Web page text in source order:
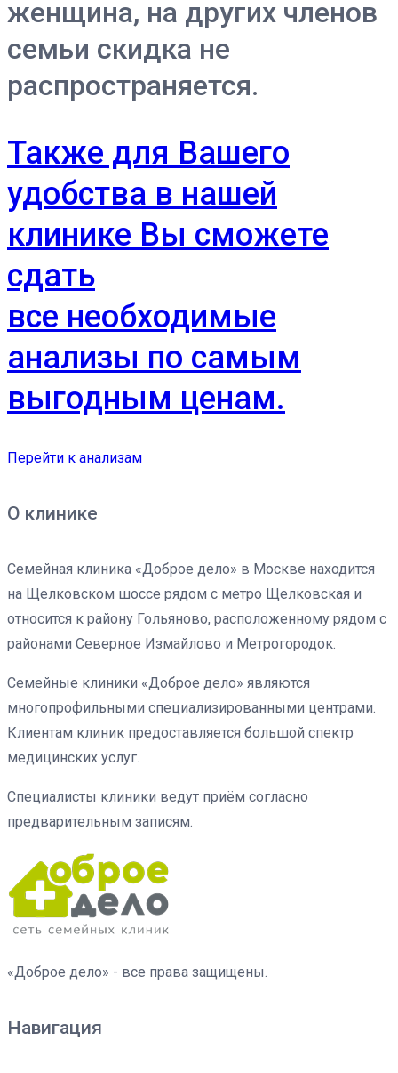
женщина, на других членов
семьи скидка не
распространяется.
Также для Вашего
удобства в нашей
клинике Вы сможете
сдать
все необходимые
анализы по самым
выгодным ценам.
Перейти к анализам
О клинике
Семейная клиника «Доброе дело» в Москве находится
на Щелковском шоссе рядом с метро Щелковская и
относится к району Гольяново, расположенному рядом с
районами Северное Измайлово и Метрогородок.
Семейные клиники «Доброе дело» являются
многопрофильными специализированными центрами.
Клиентам клиник предоставляется большой спектр
медицинских услуг.
Специалисты клиники ведут приём согласно
предварительным записям.
«Доброе дело» - все права защищены.
Навигация